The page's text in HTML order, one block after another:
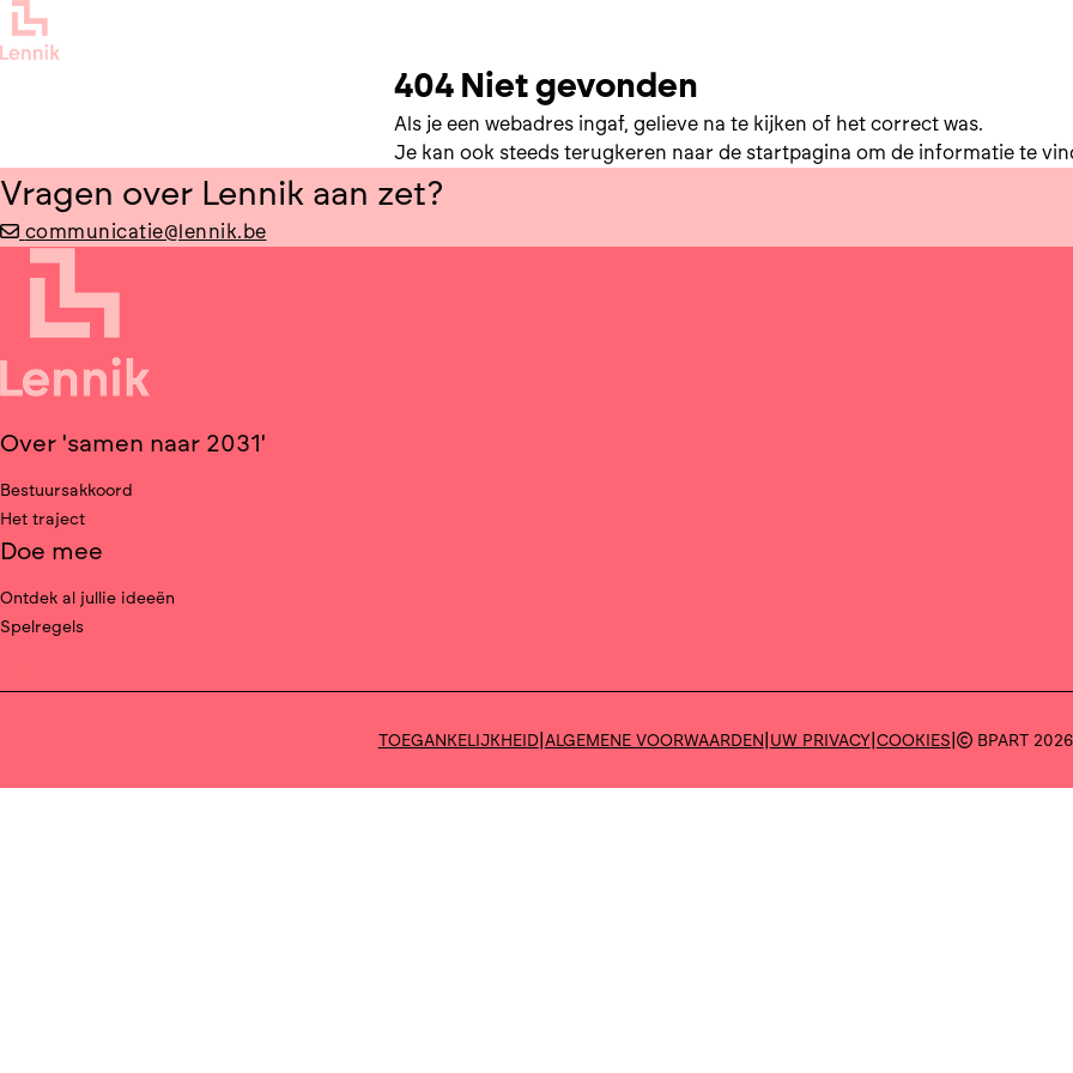
404 Niet gevonden
Als je een webadres ingaf, gelieve na te kijken of het correct was.
Je kan ook steeds terugkeren naar de startpagina om de informatie te
Vragen over Lennik aan zet?
communicatie@lennik.be
Over 'samen naar 2031'
Bestuursakkoord
Het traject
Doe mee
Ontdek al jullie ideeën
Spelregels
Deel op facebook
TOEGANKELIJKHEID| ALGEMENE VOORWAARDEN UW PRIVACY| COOKIES BPART 2026